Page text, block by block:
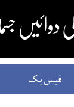
دوائیں
فیس بک